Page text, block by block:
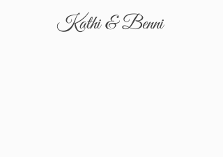
Kathi & Benni